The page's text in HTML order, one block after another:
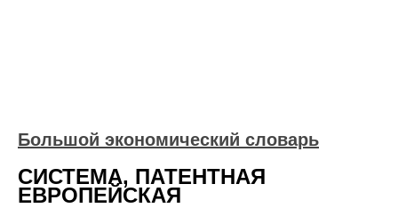
Большой экономический словарь
СИСТЕМА, ПАТЕНТНАЯ
ЕВРОПЕЙСКАЯ